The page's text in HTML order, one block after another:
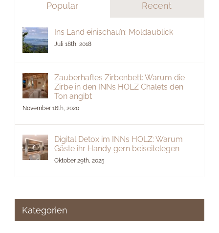
Popular Recent
Ins Land einischau’n: Moldaublick
Juli 18th, 2018
Zauberhaftes Zirbenbett: Warum die
Zirbe in den INNs HOLZ Chalets den
Ton angibt
November 16th, 2020
Digital Detox im INNs HOLZ: Warum
Gäste ihr Handy gern beiseitelegen
Oktober 29th, 2025
Kategorien